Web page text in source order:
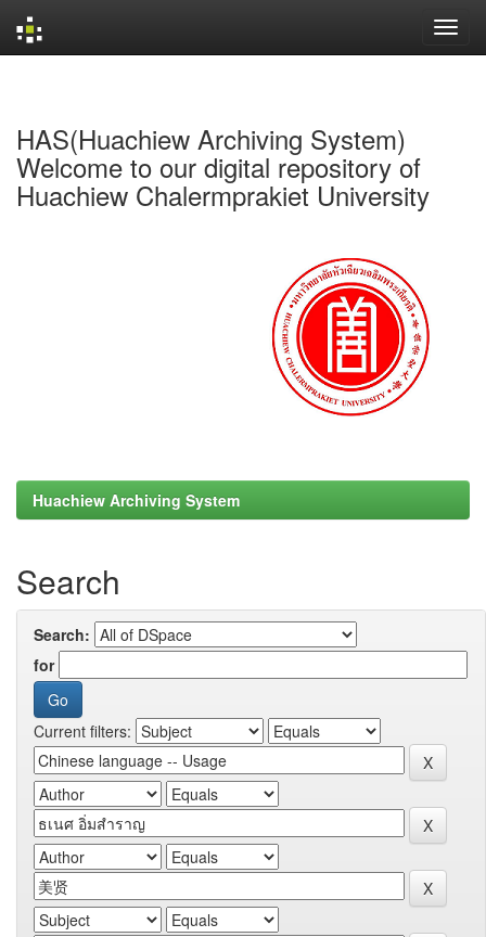
HAS(Huachiew Archiving System)
Welcome to our digital repository of
Huachiew Chalermprakiet University
Huachiew Archiving System
Search
Search:
for
Current filters: